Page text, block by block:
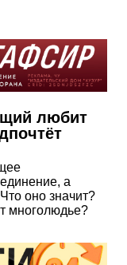
любит
а
оно значит?
многолюдье?